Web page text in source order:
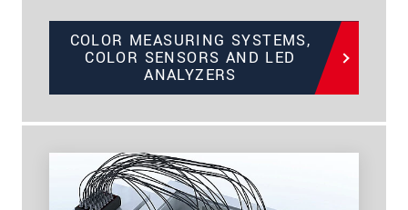
COLOR MEASURING SYSTEMS,
COLOR SENSORS AND LED
ANALYZERS